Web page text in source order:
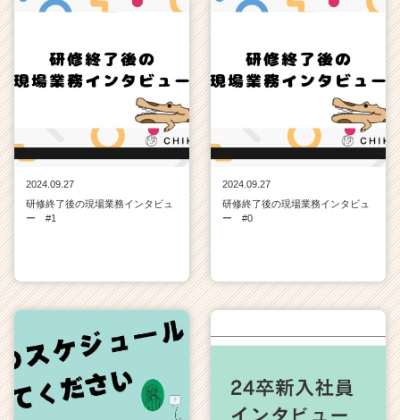
2024.09.27
研修終了後の現場業務インタビュ
ー #1
2024.09.27
研修終了後の現場業務インタビュ
ー #0